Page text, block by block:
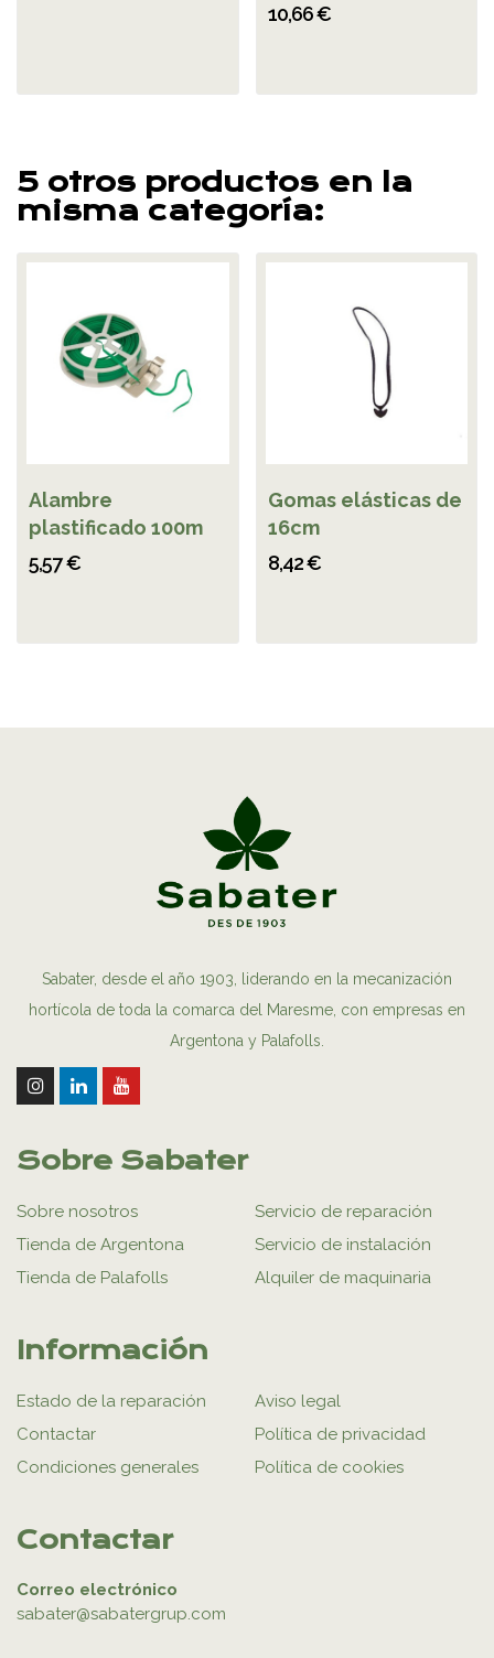
10,66 €
5 otros productos en la
misma categoría:
Alambre
plastificado 100m
5,57 €
Gomas elásticas de
16cm
8,42 €
Sabater, desde el año 1903, liderando en la mecanización
hortícola de toda la comarca del Maresme, con empresas en
Argentona y Palafolls.
Sobre Sabater
Sobre nosotros
Tienda de Argentona
Tienda de Palafolls
Servicio de reparación
Servicio de instalación
Alquiler de maquinaria
Información
Estado de la reparación
Contactar
Condiciones generales
Aviso legal
Política de privacidad
Política de cookies
Contactar
Correo electrónico
sabater@sabatergrup.com